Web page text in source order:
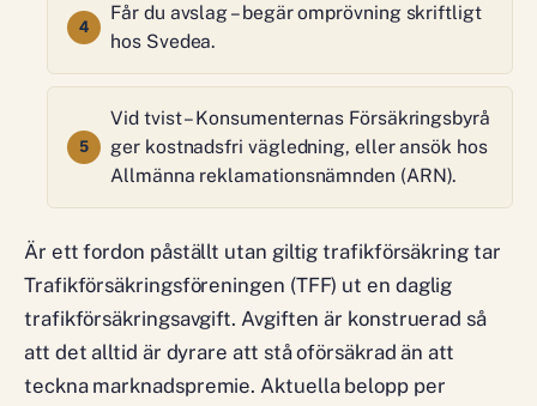
Får du avslag – begär omprövning skriftligt
hos Svedea.
Vid tvist – Konsumenternas Försäkringsbyrå
ger kostnadsfri vägledning, eller ansök hos
Allmänna reklamationsnämnden (ARN).
Är ett fordon påställt utan giltig trafikförsäkring tar
Trafikförsäkringsföreningen (TFF) ut en daglig
trafikförsäkringsavgift. Avgiften är konstruerad så
att det alltid är dyrare att stå oförsäkrad än att
teckna marknadspremie. Aktuella belopp per